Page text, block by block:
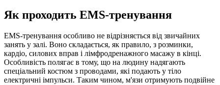
Як проходить EMS-тренування
EMS-тренування особливо не відрізняється від звичайних
занять у залі. Воно складається, як правило, з розминки,
кардіо, силових вправ і лімфродренажного масажу в кінці.
Особливість полягає в тому, що на людину надягають
спеціальний костюм з проводами, які подають у тіло
електричні імпульси. Таким чином, м'язи отримують подвійне